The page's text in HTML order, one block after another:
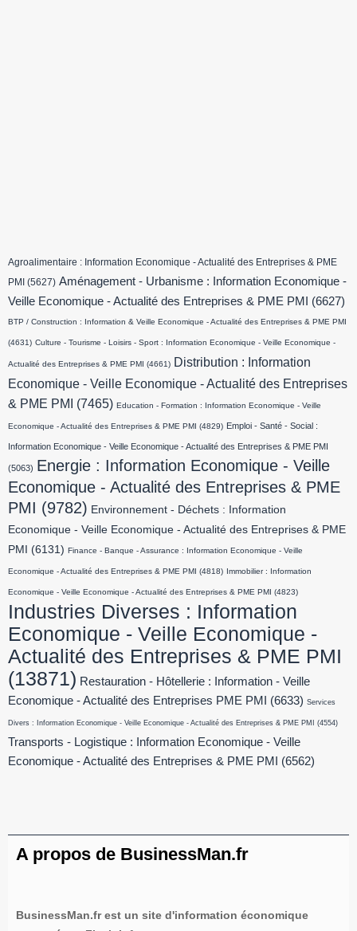
Agroalimentaire : Information Economique - Actualité des Entreprises & PME
PMI (5627) Aménagement - Urbanisme : Information Economique -
Veille Economique - Actualité des Entreprises & PME PMI
(6627)
BTP / Construction : Information & Veille Economique - Actualité des Entreprises & PME PMI
(4631) Culture - Tourisme - Loisirs - Sport : Information Economique - Veille Economique -
Actualité des Entreprises & PME PMI (4661) Distribution : Information
Economique - Veille Economique - Actualité des Entreprises
& PME PMI
(7465) Education - Formation : Information Economique - Veille
Economique - Actualité des Entreprises & PME PMI (4829) Emploi - Santé - Social :
Information Economique - Veille Economique - Actualité des Entreprises & PME PMI
(5063) Energie : Information Economique - Veille
Economique - Actualité des Entreprises & PME
PMI (9782) Environnement - Déchets : Information
Economique - Veille Economique - Actualité des Entreprises & PME
PMI
(6131) Finance - Banque - Assurance : Information Economique - Veille
Economique - Actualité des Entreprises & PME PMI (4818) Immobilier : Information
Economique - Veille Economique - Actualité des Entreprises & PME PMI (4823)
Industries Diverses : Information
Economique - Veille Economique -
Actualité des Entreprises & PME PMI
(13871) Restauration - Hôtellerie : Information - Veille
Economique - Actualité des Entreprises PME PMI
(6633) Services
Divers : Information Economique - Veille Economique - Actualité des Entreprises & PME PMI (4554)
Transports - Logistique : Information Economique - Veille
Economique - Actualité des Entreprises & PME PMI
(6562)
A propos de BusinessMan.fr
BusinessMan.fr est un site d'information économique